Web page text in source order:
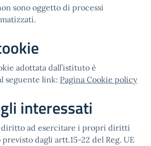
sono oggetto di processi
adottata dall’istituto è
seguente link: Pagina Cookie policy
interessati
diritto ad esercitare i propri diritti
dagli artt.15-22 del Reg. UE